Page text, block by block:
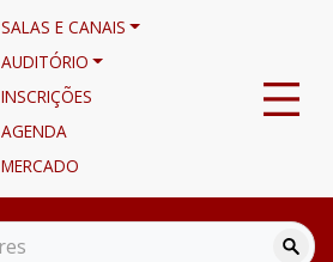
SALAS E CANAIS
AUDITÓRIO
INSCRIÇÕES
AGENDA
MERCADO